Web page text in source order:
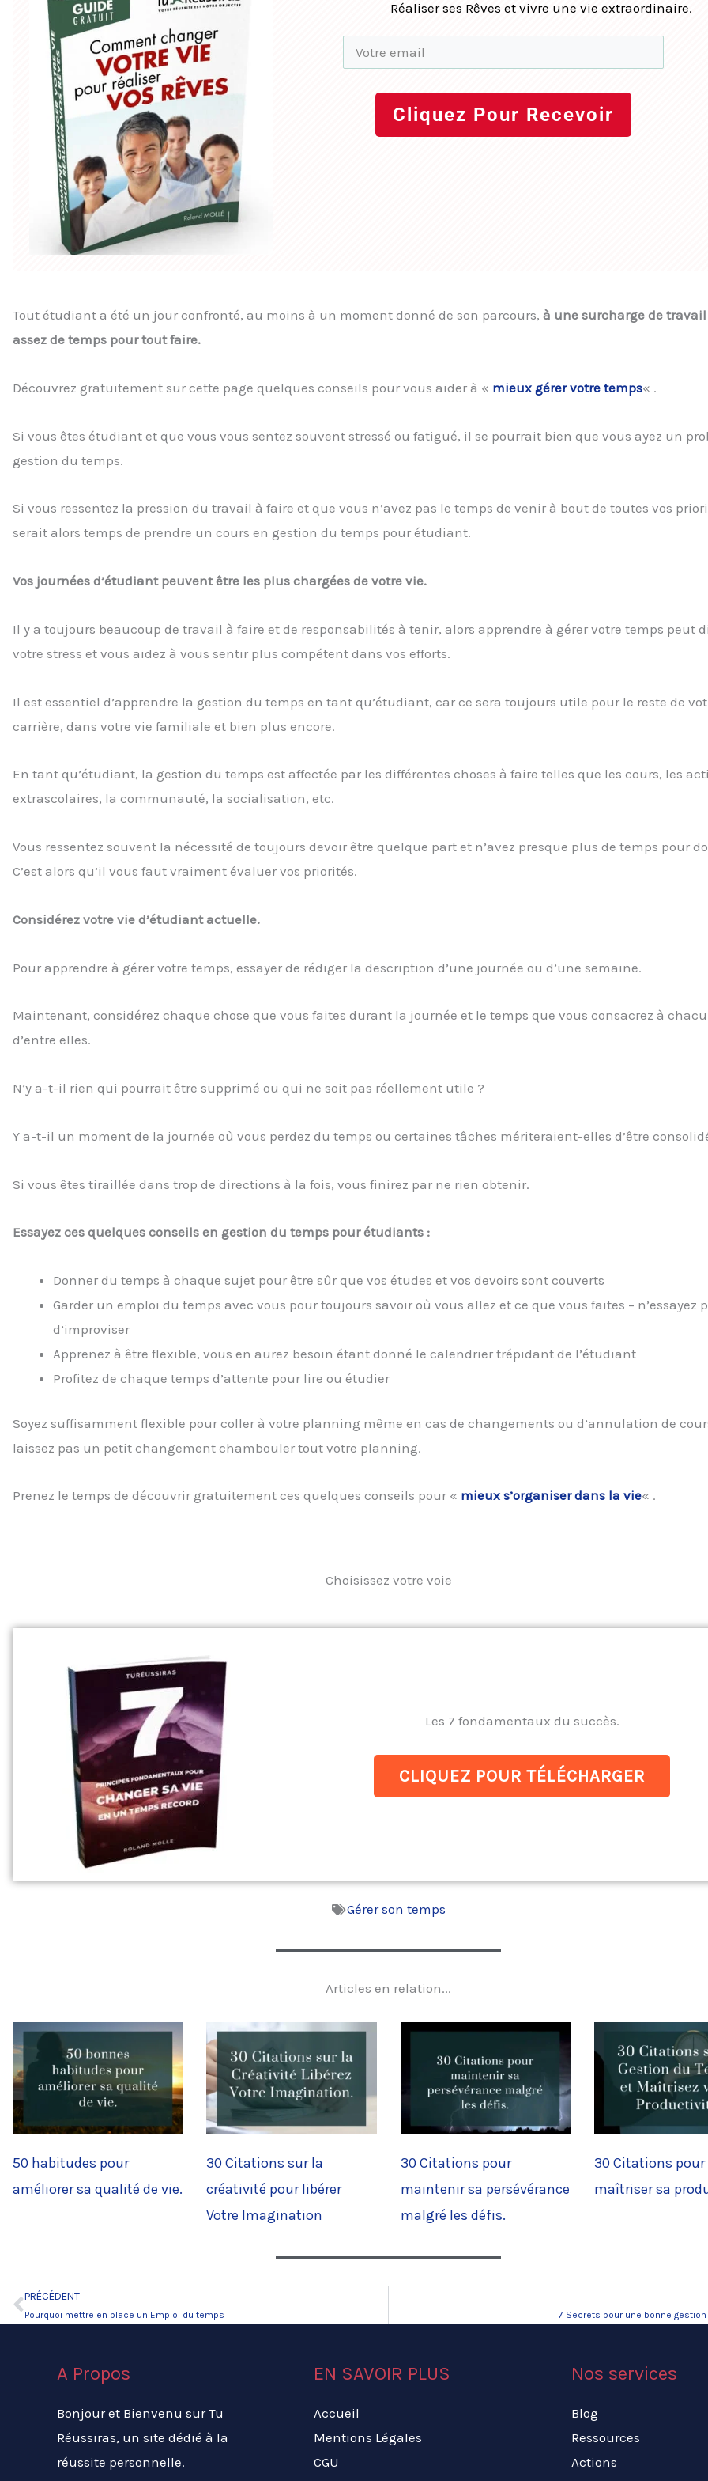
Réaliser ses Rêves et vivre une vie extraordinaire.
Cliquez Pour Recevoir
Tout étudiant a été un jour confronté, au moins à un moment donné de son parcours, à une surcharge de
assez de temps pour tout faire.
Découvrez gratuitement sur cette page quelques conseils pour vous aider à « mieux gérer votre temps« .
Si vous êtes étudiant et que vous vous sentez souvent stressé ou fatigué, il se pourrait bien que vous ayez un
gestion du temps.
Si vous ressentez la pression du travail à faire et que vous n’avez pas le temps de venir à bout de toutes vos
serait alors temps de prendre un cours en gestion du temps pour étudiant.
Vos journées d’étudiant peuvent être les plus chargées de votre vie.
Il y a toujours beaucoup de travail à faire et de responsabilités à tenir, alors apprendre à gérer votre temps peut
votre stress et vous aidez à vous sentir plus compétent dans vos efforts.
Il est essentiel d’apprendre la gestion du temps en tant qu’étudiant, car ce sera toujours utile pour le reste de
carrière, dans votre vie familiale et bien plus encore.
En tant qu’étudiant, la gestion du temps est affectée par les différentes choses à faire telles que les cours, les
extrascolaires, la communauté, la socialisation, etc.
Vous ressentez souvent la nécessité de toujours devoir être quelque part et n’avez presque plus de temps pour
C’est alors qu’il vous faut vraiment évaluer vos priorités.
Considérez votre vie d’étudiant actuelle.
Pour apprendre à gérer votre temps, essayer de rédiger la description d’une journée ou d’une semaine.
Maintenant, considérez chaque chose que vous faites durant la journée et le temps que vous consacrez à
d’entre elles.
N’y a-t-il rien qui pourrait être supprimé ou qui ne soit pas réellement utile ?
Y a-t-il un moment de la journée où vous perdez du temps ou certaines tâches mériteraient-elles d’être
Si vous êtes tiraillée dans trop de directions à la fois, vous finirez par ne rien obtenir.
Essayez ces quelques conseils en gestion du temps pour étudiants :
Donner du temps à chaque sujet pour être sûr que vos études et vos devoirs sont couverts
Garder un emploi du temps avec vous pour toujours savoir où vous allez et ce que vous faites – n’essayez
d’improviser
Apprenez à être flexible, vous en aurez besoin étant donné le calendrier trépidant de l’étudiant
Profitez de chaque temps d’attente pour lire ou étudier
Soyez suffisamment flexible pour coller à votre planning même en cas de changements ou d’annulation de
laissez pas un petit changement chambouler tout votre planning.
Prenez le temps de découvrir gratuitement ces quelques conseils pour « mieux s’organiser dans la vie« .
Choisissez votre voie
Les 7 fondamentaux du succès.
CLIQUEZ POUR TÉLÉCHARGER
Gérer son temps
Articles en relation...
50 habitudes pour
améliorer sa qualité de vie.
30 Citations sur la
créativité pour libérer
Votre Imagination
30 Citations pour
maintenir sa persévérance
malgré les défis.
30 Citations pour
maîtriser sa
Précédent
PRÉCÉDENT
Pourquoi mettre en place un Emploi du temps 7 Secrets pour une bonne
A Propos
Bonjour et Bienvenu sur Tu
Réussiras, un site dédié à la
réussite personnelle.
EN SAVOIR PLUS
Accueil
Mentions Légales
CGU
Nos services
Blog
Ressources
Actions